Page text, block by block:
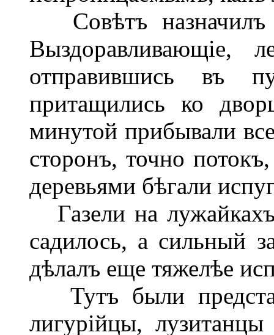
Совѣтъ назначилъ
Выздоравливающіе,
отправившись въ
притащились ко
минутой прибывали
сторонъ, точно
деревьями бѣгали
Газели на
садилось, а сильный
дѣлалъ еще тяжелѣе
Тутъ были
лигурійцы,